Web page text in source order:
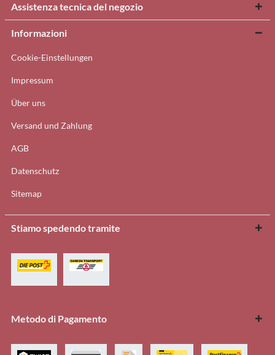
Assistenza tecnica del negozio
Informazioni
Cookie-Einstellungen
Impressum
Über uns
Versand und Zahlung
AGB
Datenschutz
Sitemap
Stiamo spedendo tramite
Metodo di Pagamento